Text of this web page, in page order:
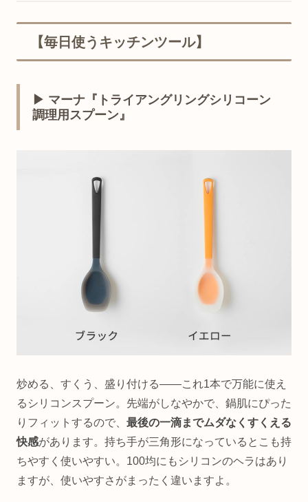
【毎日使うキッチンツール】
▶ マーナ『トライアングリングシリコーン
調理用スプーン』
炒める、すくう、盛り付ける――これ1本で万能に使え
るシリコンスプーン。先端がしなやかで、鍋肌にぴった
りフィットするので、 最後の一滴までムダなくすくえる
快感があります。持ち手が三角形になっているとこも持
ちやすく使いやすい。100均にもシリコンのヘラはあり
ますが、使いやすさがまったく違いますよ。